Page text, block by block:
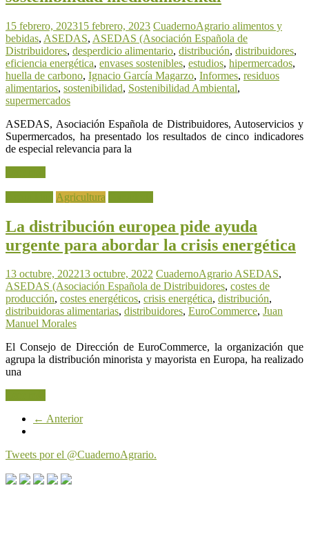
15 febrero, 202315 febrero, 2023 CuadernoAgrario alimentos y
bebidas, ASEDAS, ASEDAS (Asociación Española de
Distribuidores, desperdicio alimentario, distribución, distribuidores,
eficiencia energética, envases sostenibles, estudios, hipermercados,
huella de carbono, Ignacio García Magarzo, Informes, residuos
alimentarios, sostenibilidad, Sostenibilidad Ambiental,
supermercados
ASEDAS, Asociación Española de Distribuidores, Autoservicios y
Supermercados, ha presentado los resultados de cinco indicadores
de especial relevancia para la
Agricultura
La distribución europea pide ayuda
urgente para abordar la crisis energética
13 octubre, 202213 octubre, 2022 CuadernoAgrarioASEDAS,
ASEDAS (Asociación Española de Distribuidores, costes de
producción, costes energéticos, crisis energética, distribución,
distribuidoras alimentarias, distribuidores, EuroCommerce, Juan
Manuel Morales
El Consejo de Dirección de EuroCommerce, la organización que
agrupa la distribución minorista y mayorista en Europa, ha realizado
una
← Anterior
Tweets por el @CuadernoAgrario.